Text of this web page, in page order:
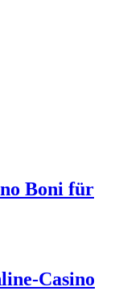
Boni für
Casino